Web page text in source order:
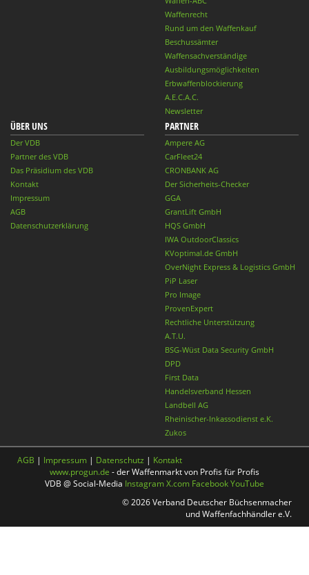
Waffenrecht
Rund um den Waffenkauf
Beschussämter
Waffensachverständige
Ausbildungsmöglichkeiten
Erbwaffenblockierung
A.E.C.A.C.
Newsletter
ÜBER UNS
Der VDB
Partner des VDB
Das Präsidium des VDB
Kontakt
Impressum
AGB
Datenschutzerklärung
PARTNER
Ampere AG
CarFleet24
CRONBANK AG
Der Sicherheits-Checker
GGA
GrantLift GmbH
HQS GmbH
IWA OutdoorClassics
KVoptimal.de GmbH
OverNight Express & Logistics GmbH
PiP Laser
Pro Image
ProvenExpert
Rechtliche Unterstützung
A.T.U.
BSG-Wüst Data Security GmbH
DPD
First Data
Handelsverband Hessen
Landbell AG
Rheinischer-Inkassodienst e.K.
Zukos
AGB | Impressum | Datenschutz | Kontakt
www.progun.de - der Waffenmarkt von Profis für Profis
VDB @ Social-Media InstagramX.com FacebookYouTube
© 2026 Verband Deutscher Büchsenmacher
und Waffenfachhändler e.V.